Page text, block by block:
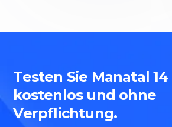
Testen Sie Manatal
kostenlos und ohne
Verpflichtung.